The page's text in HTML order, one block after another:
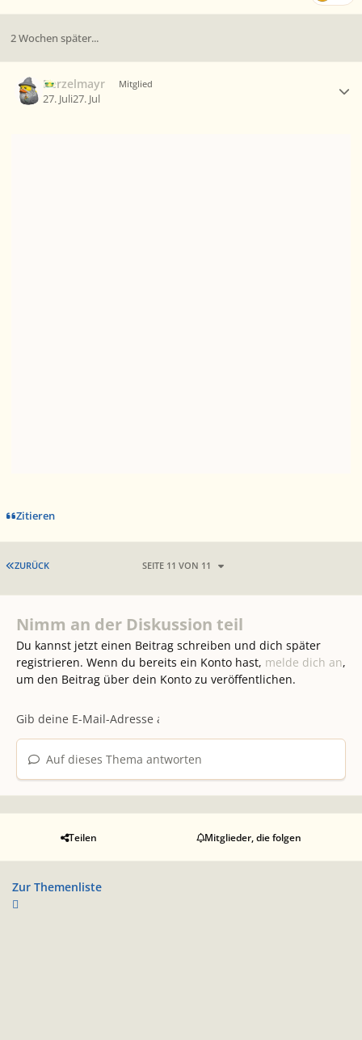
2 Wochen später...
Berzelmayr Mitglied
27. Juli27. Jul
Zitieren
ERSTE SEITE
ZURÜCK SEITE 11 VON 11
Nimm an der Diskussion teil
Du kannst jetzt einen Beitrag schreiben und dich später
registrieren. Wenn du bereits ein Konto hast, melde dich an,
um den Beitrag über dein Konto zu veröffentlichen.
Auf dieses Thema antworten
Teilen Mitglieder, die folgen
Zur Themenliste